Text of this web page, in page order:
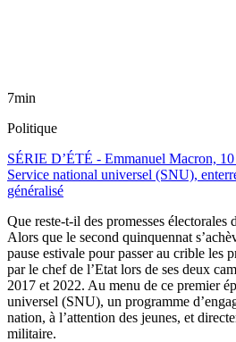
7min
Politique
SÉRIE D’ÉTÉ - Emmanuel Macron,
Service national universel (SNU),
généralisé
Que reste-t-il des promesses électorales
Alors que le second quinquennat
pause estivale pour passer au crible les
par le chef de l’Etat lors de ses deux
2017 et 2022. Au menu de ce premier
universel (SNU), un programme
nation, à l’attention des jeunes, et
militaire.